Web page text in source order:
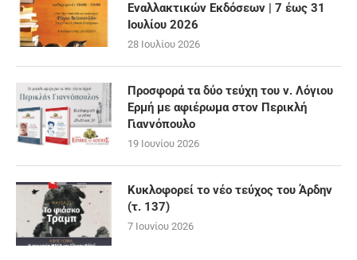
Εναλλακτικών Εκδόσεων | 7 έως 31
Ιουλίου 2026
28 Ιουλίου 2026
Προσφορά τα δύο τεύχη του ν. Λόγιου
Ερμή με αφιέρωμα στον Περικλή
Γιαννόπουλο
19 Ιουνίου 2026
Κυκλοφορεί το νέο τεύχος του Άρδην
(τ. 137)
7 Ιουνίου 2026